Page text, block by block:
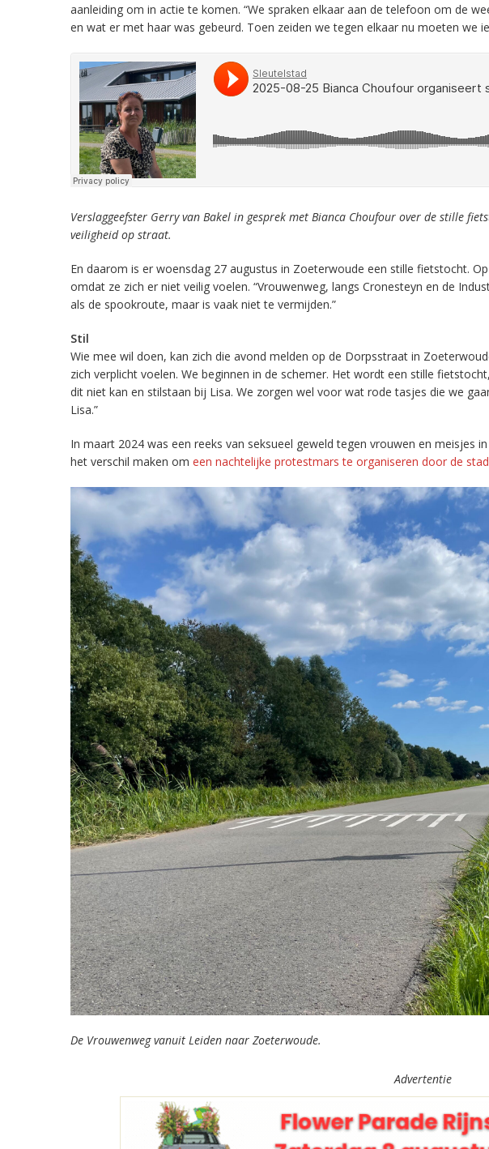
aanleiding om in actie te komen. “We spraken elkaar aan de telefoon om de
en wat er met haar was gebeurd. Toen zeiden we tegen elkaar nu moeten we
Verslaggeefster Gerry van Bakel in gesprek met Bianca Choufour over de stille
veiligheid op straat.
En daarom is er woensdag 27 augustus in Zoeterwoude een stille fietstocht.
omdat ze zich er niet veilig voelen. “Vrouwenweg, langs Cronesteyn en de
als de spookroute, maar is vaak niet te vermijden.”
Stil
Wie mee wil doen, kan zich die avond melden op de Dorpsstraat in
zich verplicht voelen. We beginnen in de schemer. Het wordt een stille
dit niet kan en stilstaan bij Lisa. We zorgen wel voor wat rode tasjes die we
Lisa.”
In maart 2024 was een reeks van seksueel geweld tegen vrouwen en meisjes
het verschil maken om een nachtelijke protestmars te organiseren door de stad
De Vrouwenweg vanuit Leiden naar Zoeterwoude.
Advertentie